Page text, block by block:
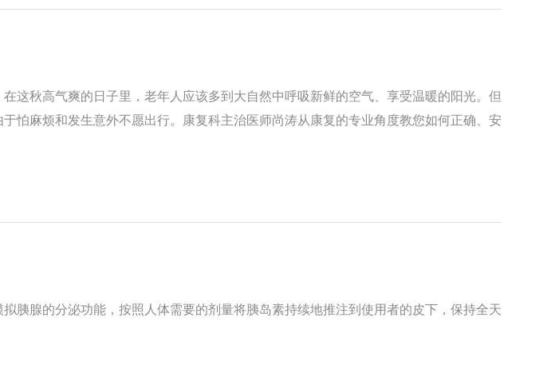
这秋高气爽的日子里，老年人应该多到大自然中呼吸新鲜的空气、享受温暖的阳光。但
怕麻烦和发生意外不愿出行。康复科主治医师尚涛从康复的专业角度教您如何正确、安
胰腺的分泌功能，按照人体需要的剂量将胰岛素持续地推注到使用者的皮下，保持全天